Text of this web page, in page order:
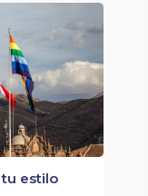
tu estilo